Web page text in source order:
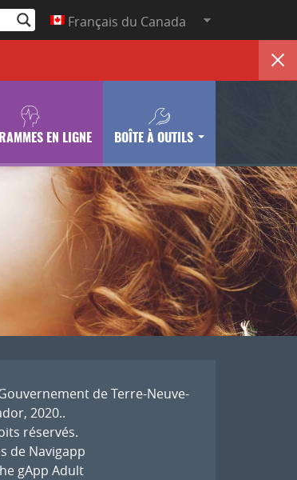
Français du Canada
EN LIGNE BOÎTE À OUTILS
de Terre-Neuve-
2020..
réservés.
de Navigapp
gApp Adult